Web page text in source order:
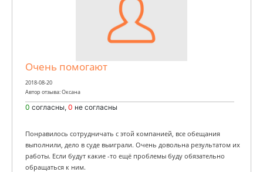
Очень помогают
2018-08-20
Автор отзыва: Оксана
0 согласны, 0 не согласны
Понравилось сотрудничать с этой компанией, все обещания
выполнили, дело в суде выиграли. Очень довольна результатом их
работы. Если будут какие -то ещё проблемы буду обязательно
обращаться к ним.